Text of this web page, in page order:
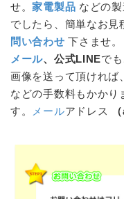
せ。家電製品 などの
でしたら、簡単なお見
問い合わせ 下さませ。
メール、公式LINEで
画像を送って頂ければ
などの手数料もかかり
す。
メールアドレス